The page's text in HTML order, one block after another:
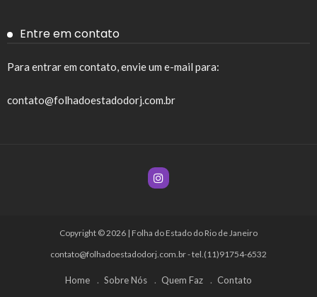
Entre em contato
Para entrar em contato, envie um e-mail para:
contato@folhadoestadodorj.com.br
Copyright © 2026 | Folha do Estado do Rio de Janeiro
contato@folhadoestadodorj.com.br- tel.(11)91754-6532
Home Sobre Nós Quem Faz Contato